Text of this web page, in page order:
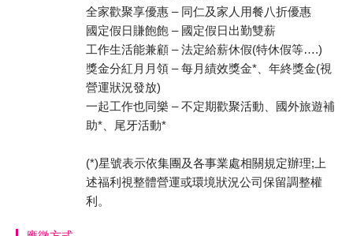
全家歡聚享優惠 – 同仁及家人用餐八折優惠
國定假日賺飽飽 – 國定假日出勤雙薪
工作生活能兼顧 – 法定給薪休假(特休假等….)
獎金分紅月月領 – 每月績效獎金*、年終獎金(視
營運狀況發放)
一起工作也同樂 – 不定期歡聚活動、國外旅遊補
助*、尾牙活動*
(*)星號表示依集團及各事業處相關規定辦理;上
述福利視整體營運或環境狀況公司保留調整權
利。